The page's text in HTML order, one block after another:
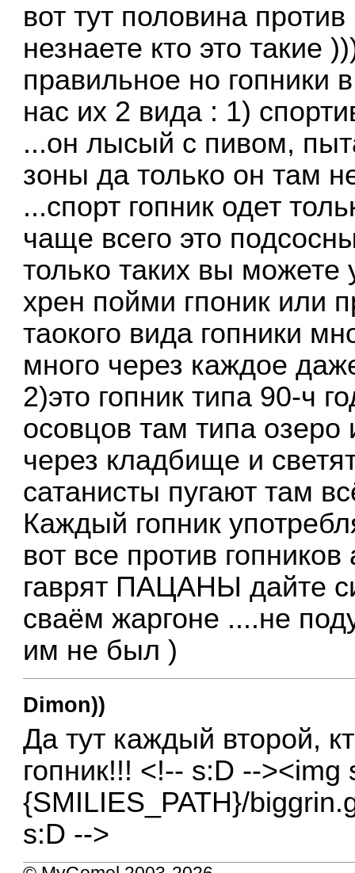
вот тут половина
незнаете кто это такие
правильное но гопники
нас их 2 вида : 1)
...он лысый с пивом,
зоны да только он там
...спорт гопник одет
чаще всего это
только таких вы можете
хрен пойми гпоник или
таокого вида гопники
много через каждое
2)это гопник типа 90-ч
осовцов там типа озеро
через кладбище и
сатанисты пугают там
Каждый гопник
вот все против
гаврят ПАЦАНЫ дайте
сваём жаргоне ....не
им не был )
Dimon))
Да тут каждый второй,
гопник!!! <!-- s:D --><img
{SMILIES_PATH}/
s:D -->